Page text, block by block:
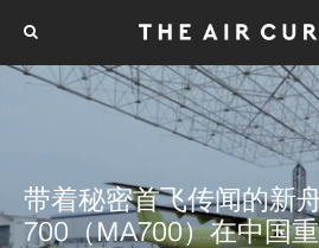
带着秘密首飞传闻的新
700（MA700）在中国